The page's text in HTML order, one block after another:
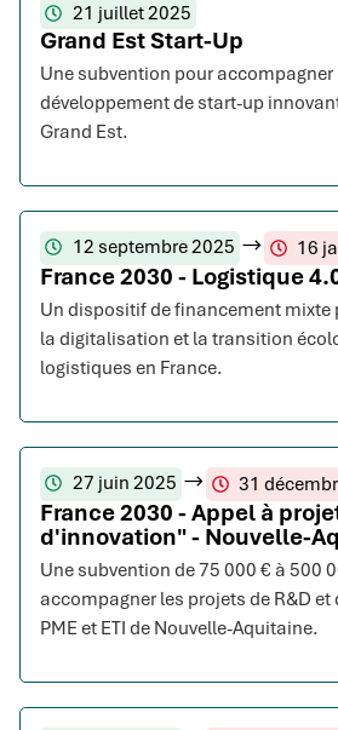
21 juillet 2025
Grand Est Start-Up
Une subvention pour
développement de start-up
Grand Est.
12 septembre 2025 16
France 2030 - Logistique
Un dispositif de financement mixte
la digitalisation et la transition
logistiques en France.
27 juin 2025 31
France 2030 - Appel à
d'innovation" - Nouvelle-
Une subvention de 75 000 € à 500
accompagner les projets de R&D et
PME et ETI de Nouvelle-Aquitaine.